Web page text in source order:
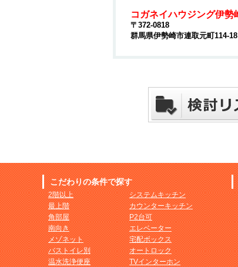
コガネイハウジング伊勢
〒372-0818
群馬県伊勢崎市連取元町114-
こだわりの条件で探す
2階以上
最上階
角部屋
南向き
メゾネット
バストイレ別
温水洗浄便座
システムキッチン
カウンターキッチン
P2台可
エレベーター
宅配ボックス
オートロック
TVインターホン